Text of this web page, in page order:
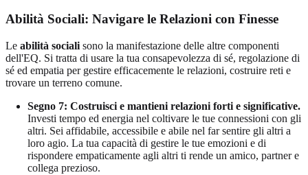
Abilità Sociali: Navigare le Relazioni con Finesse
Le abilità sociali sono la manifestazione delle altre componenti
dell'EQ. Si tratta di usare la tua consapevolezza di sé, regolazione di
sé ed empatia per gestire efficacemente le relazioni, costruire reti e
trovare un terreno comune.
Segno 7: Costruisci e mantieni relazioni forti e significative.
Investi tempo ed energia nel coltivare le tue connessioni con gli
altri. Sei affidabile, accessibile e abile nel far sentire gli altri a
loro agio. La tua capacità di gestire le tue emozioni e di
rispondere empaticamente agli altri ti rende un amico, partner e
collega prezioso.